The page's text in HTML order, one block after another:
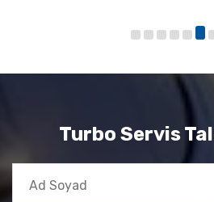
Turbo Servis